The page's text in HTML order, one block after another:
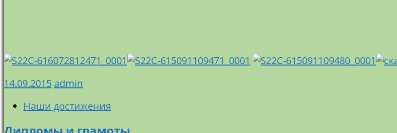
14.09.2015 admin
Наши достижения